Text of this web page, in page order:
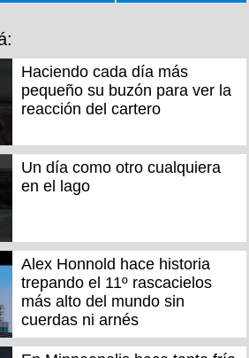
Haciendo cada día más
pequeño su buzón para ver la
reacción del cartero
Un día como otro cualquiera
en el lago
Alex Honnold hace historia
trepando el 11º rascacielos
más alto del mundo sin
cuerdas ni arnés